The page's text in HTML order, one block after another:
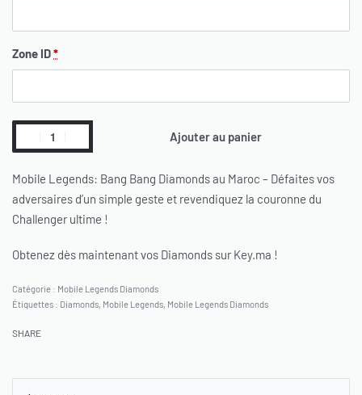
Zone ID*
Ajouter au panier
Mobile Legends: Bang Bang Diamonds au Maroc – Défaites vos
adversaires d’un simple geste et revendiquez la couronne du
Challenger ultime !
Obtenez dès maintenant vos Diamonds sur Key.ma !
Catégorie : Mobile Legends Diamonds
Étiquettes : Diamonds, Mobile Legends, Mobile Legends Diamonds
SHARE